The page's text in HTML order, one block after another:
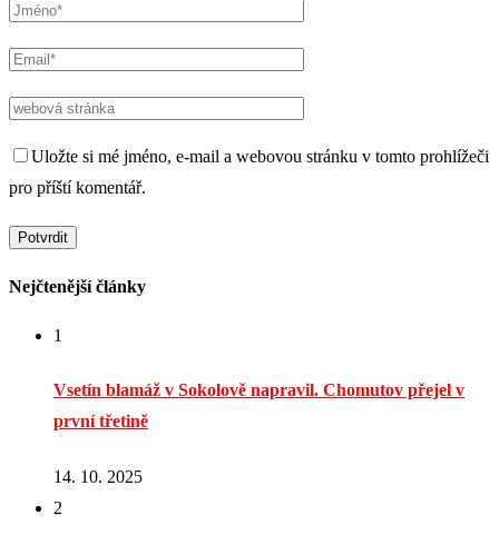
Uložte si mé jméno, e-mail a webovou stránku v tomto prohlížeči
pro příští komentář.
Nejčtenější články
1
Vsetín blamáž v Sokolově napravil. Chomutov přejel v
první třetině
14. 10. 2025
2